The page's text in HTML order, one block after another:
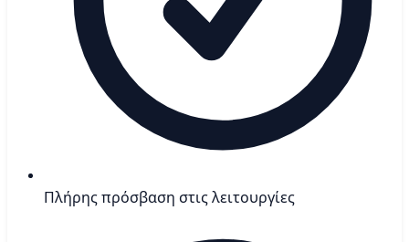
Πλήρης πρόσβαση στις λειτουργίες